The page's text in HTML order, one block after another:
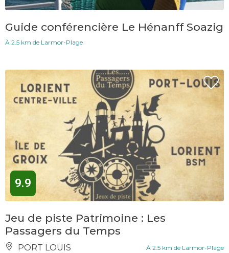
Guide conférencière Le Hénanff Soazig
À 2.5 km de Larmor-Plage
9.9
Jeu de piste Patrimoine : Les
Passagers du Temps
PORT LOUIS À 2.5 km de Larmor-Plage